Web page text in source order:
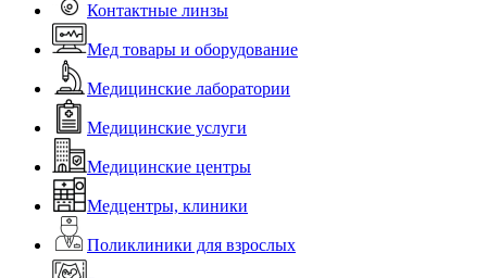
Контактные линзы
Мед товары и оборудование
Медицинские лаборатории
Медицинские услуги
Медицинские центры
Медцентры, клиники
Поликлиники для взрослых